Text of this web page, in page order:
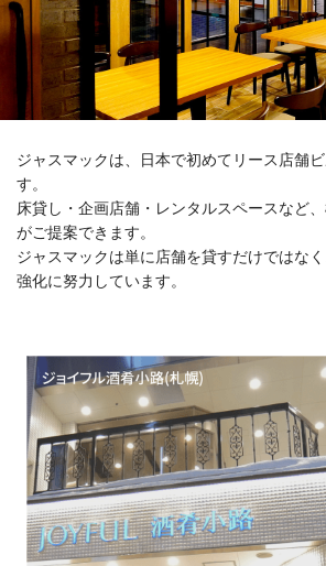
ジャスマックは、日本で初めてリース店舗
す。
床貸し・企画店舗・レンタルスペースなど
がご提案できます。
ジャスマックは単に店舗を貸すだけではな
強化に努力しています。